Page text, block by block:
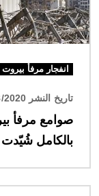
انفجار مرفأ بيروت
تاريخ النشر 08/08/2020 الساعة 14:17
صوامع مرفأ
بالكامل شُيّدت